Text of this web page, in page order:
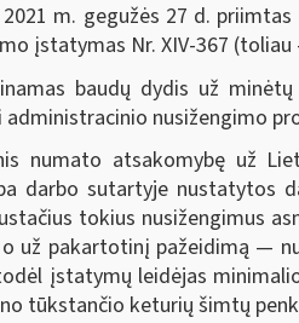
m. gegužės 27 d.
įstatymas Nr. XIV-367
baudų dydis už
nusižengimo
numato atsakomybę už
darbo sutartyje nustatytos
tokius nusižengimus
už pakartotinį pažeidimą —
įstatymų leidėjas
tūkstančio keturių šimtų